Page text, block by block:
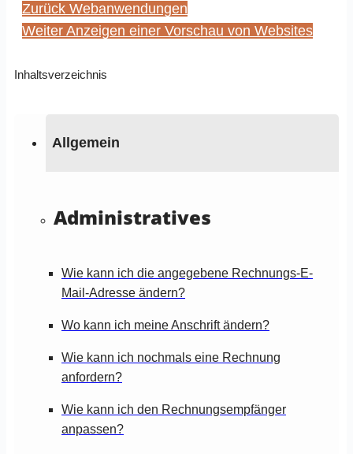
Allgemein
Administratives
Wie kann ich die angegebene Rechnungs-E-
Mail-Adresse ändern?
Wo kann ich meine Anschrift ändern?
Wie kann ich nochmals eine Rechnung
anfordern?
Wie kann ich den Rechnungsempfänger
anpassen?
Zurück Webanwendungen
Weiter Anzeigen einer Vorschau von Websites
Inhaltsverzeichnis